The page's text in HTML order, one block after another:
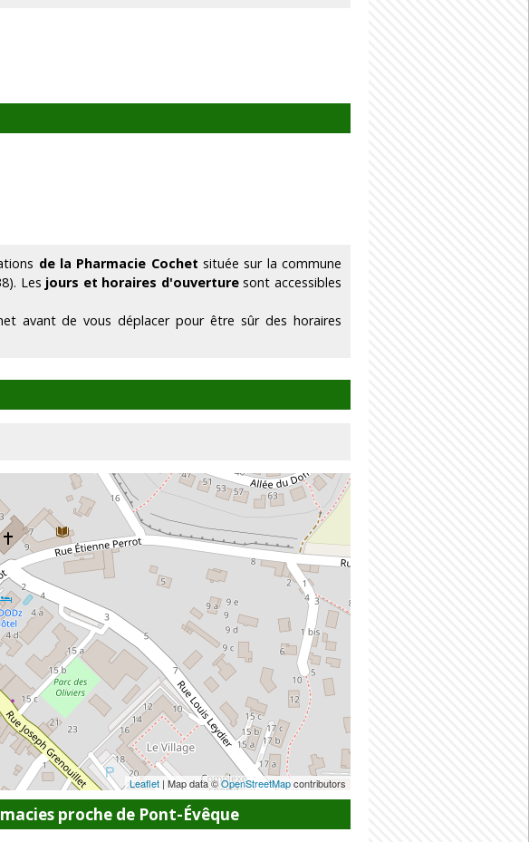
de la Pharmacie Cochet située sur la commune
Les jours et horaires d'ouverturesont accessibles
avant de vous déplacer pour être sûr des horaires
Leaflet | Map data ©OpenStreetMapcontributors
proche de Pont-Évêque